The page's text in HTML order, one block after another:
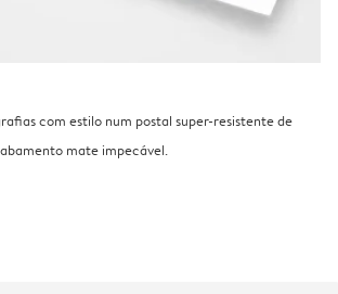
com estilo num postal super-resistente de
mate impecável.